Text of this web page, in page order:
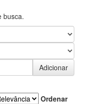
busca.
Ordenar